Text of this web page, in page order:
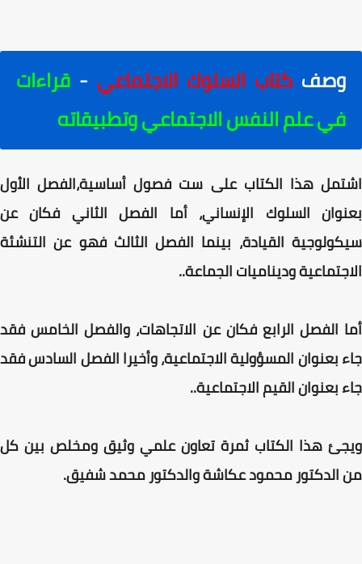
وصف كتاب السلوك الاجتماعي - قراءات
في علم النفس الاجتماعي وتطبيقاته
اشتمل هذا الكتاب على ست فصول أساسية،الفصل الأول
بعنوان السلوك الإنساني، أما الفصل الثاني فكان عن
سيكولوجية القيادة، بينما الفصل الثالث فهو عن التنشئة
الاجتماعية وديناميات الجماعة..
أما الفصل الرابع فكان عن الاتجاهات، والفصل الخامس فقد
جاء بعنوان المسؤولية الاجتماعية، وأخيرا الفصل السادس فقد
جاء بعنوان القيم الاجتماعية..
ويجئ هذا الكتاب ثمرة تعاون علمي وثيق ومخلص بين كل
من الدكتور محمود عكاشة والدكتور محمد شفيق.